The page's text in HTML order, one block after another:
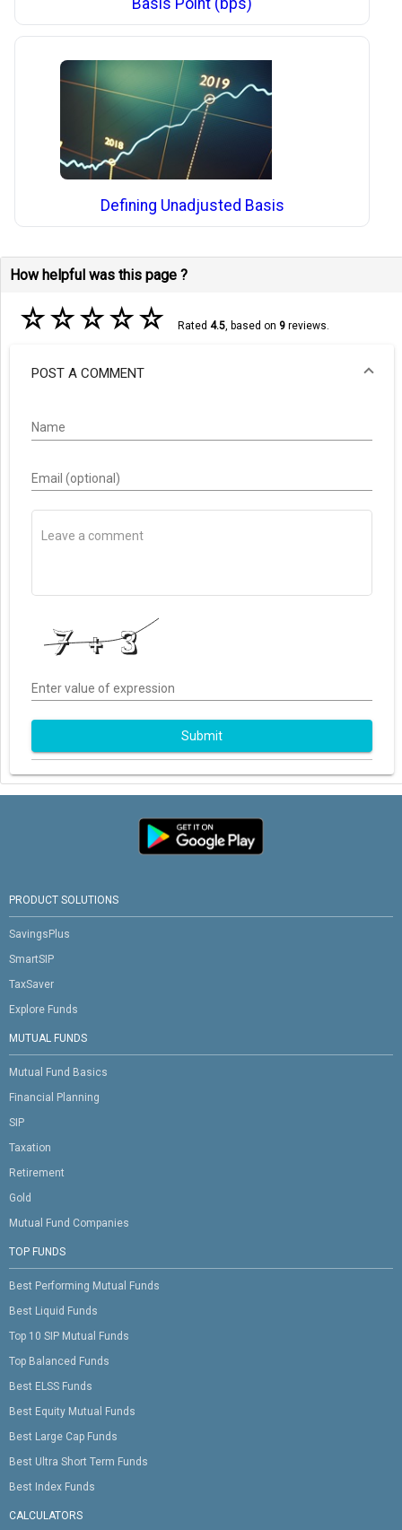
Defining Unadjusted Basis
How helpful was this page ?
☆☆☆☆☆ Rated 4.5, based on 9reviews.
POST A COMMENT
Name
Email (optional)
Enter value of expression
Submit
PRODUCT SOLUTIONS
SavingsPlus
SmartSIP
TaxSaver
Explore Funds
MUTUAL FUNDS
Mutual Fund Basics
Financial Planning
SIP
Taxation
Retirement
Gold
Mutual Fund Companies
TOP FUNDS
Best Performing Mutual Funds
Best Liquid Funds
Top 10 SIP Mutual Funds
Top Balanced Funds
Best ELSS Funds
Best Equity Mutual Funds
Best Large Cap Funds
Best Ultra Short Term Funds
Best Index Funds
CALCULATORS